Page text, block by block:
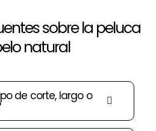
sobre la peluca
natural
de corte, largo o